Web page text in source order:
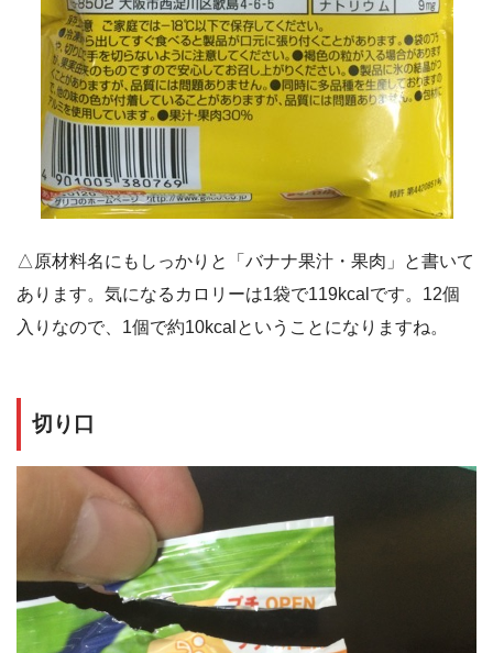
△原材料名にもしっかりと「バナナ果汁・果肉」と書いて
あります。気になるカロリーは1袋で119kcalです。12個
入りなので、1個で約10kcalということになりますね。
切り口